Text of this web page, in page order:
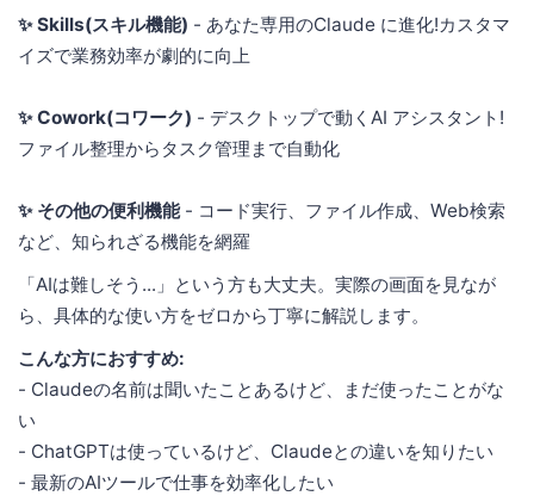
✨ Skills(スキル機能) - あなた専用のClaude に進化!カスタマ
イズで業務効率が劇的に向上
✨ Cowork(コワーク) - デスクトップで動くAI アシスタント!
ファイル整理からタスク管理まで自動化
✨ その他の便利機能- コード実行、ファイル作成、Web検索
など、知られざる機能を網羅
「AIは難しそう...」という方も大丈夫。実際の画面を見なが
ら、具体的な使い方をゼロから丁寧に解説します。
こんな方におすすめ:
- Claudeの名前は聞いたことあるけど、まだ使ったことがな
い
- ChatGPTは使っているけど、Claudeとの違いを知りたい
- 最新のAIツールで仕事を効率化したい